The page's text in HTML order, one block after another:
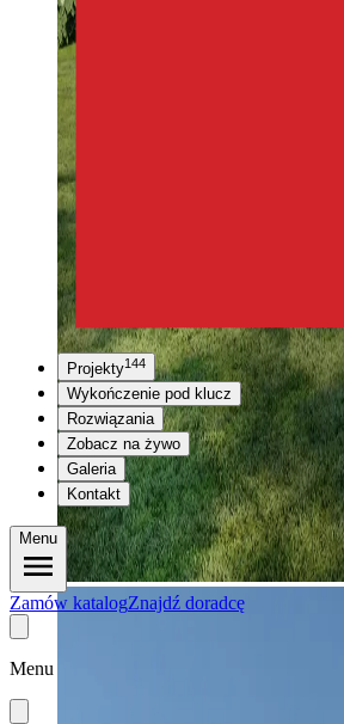
Projekty144
Wykończenie pod klucz
Rozwiązania
Zobacz na żywo
Galeria
Kontakt
Menu
Zamów katalogZnajdź doradcę
Menu